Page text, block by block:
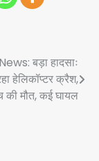
बड़ा हादसाः
हेलिकॉप्टर क्रैश,
की मौत, कई घायल